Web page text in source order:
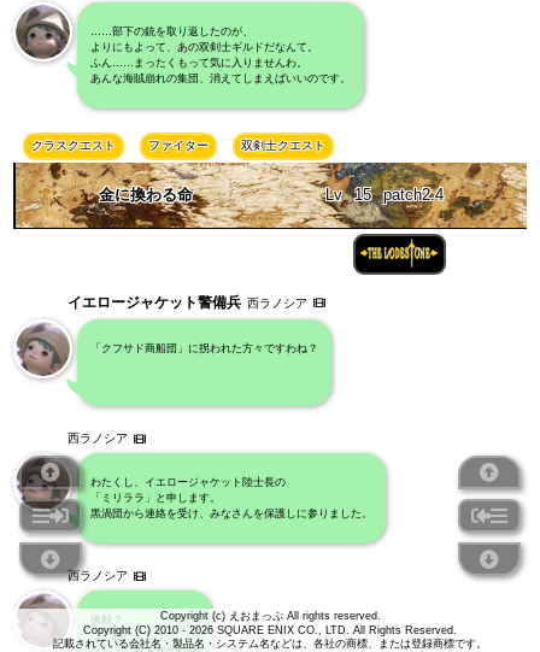
Copyright (c) えおまっぷ All rights reserved.
Copyright (C) 2010 - 2026 SQUARE ENIX CO., LTD. All Rights Reserved.
記載されている会社名・製品名・システム名などは、各社の商標、または登録商標です。
……部下の銃を取り返したのが、
よりにもよって、あの双剣士ギルドだなんて。
ふん……まったくもって気に入りませんわ。
あんな海賊崩れの集団、消えてしまえばいいのです。
クラスクエスト ファイター 双剣士クエスト
金に換わる命 Lv 15 patch2.4
イエロージャケット警備兵 西ラノシア
「クフサド商船団」に拐われた方々ですわね？
西ラノシア
わたくし、イエロージャケット陸士長の
「ミリララ」と申します。
黒渦団から連絡を受け、みなさんを保護しに参りました。
西ラノシア
依頼？
……わたくしが？